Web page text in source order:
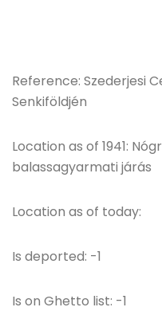
Reference: Szederjesi
Senkiföldjén
Location as of 1941:
balassagyarmati járás
Location as of today:
Is deported: -1
Is on Ghetto list: -1